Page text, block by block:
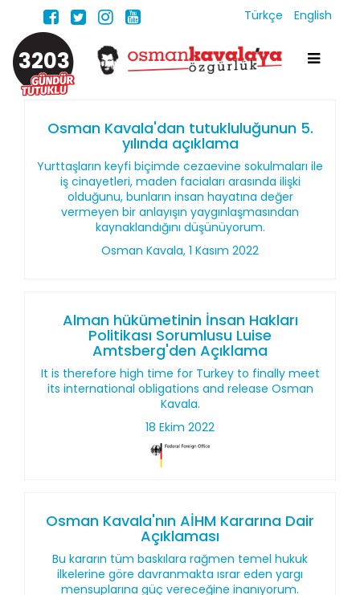
Türkçe English
3203
Osman Kavala'dan tutukluluğunun 5.
yılında açıklama
Yurttaşların keyfi biçimde cezaevine sokulmaları ile
iş cinayetleri, maden faciaları arasında ilişki
olduğunu, bunların insan hayatına değer
vermeyen bir anlayışın yaygınlaşmasından
kaynaklandığını düşünüyorum.
Osman Kavala, 1 Kasım 2022
Alman hükümetinin İnsan Hakları
Politikası Sorumlusu Luise
Amtsberg'den Açıklama
It is therefore high time for Turkey to finally meet
its international obligations and release Osman
Kavala.
18 Ekim 2022
Osman Kavala'nın AİHM Kararına Dair
Açıklaması
Bu kararın tüm baskılara rağmen temel hukuk
ilkelerine göre davranmakta ısrar eden yargı
mensuplarına güç vereceğine inanıyorum.